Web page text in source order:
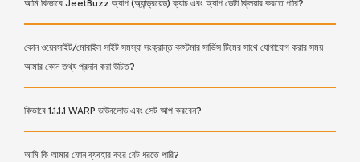
আমি কিভাবে JeetBuzz অ্যাপ (অ্যান্ড্রয়েড) ক্যাচ এবং অ্যাপ ডেটা ক্লিয়ার করতে পারি?
কোন ওয়েবসাইট/মোবাইল সাইট সমস্যা সংক্রান্ত কাস্টমার সার্ভিস টিমের সাথে যোগাযোগ করার সময়
আমার কোন তথ্য প্রদান করা উচিত?
কিভাবে 1.1.1.1 WARP ডাউনলোড এবং সেট আপ করবেন?
আমি কি আমার ফোন ব্যবহার করে বেট ধরতে পারি?